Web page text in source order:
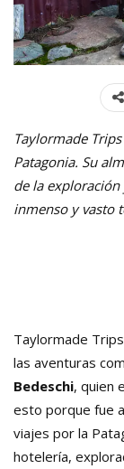
Taylormade
Patagonia. Su
de la
inmenso y vasto
Taylormade
las aventuras
Bedeschi, quien
esto porque fue
viajes por la
hotelería,